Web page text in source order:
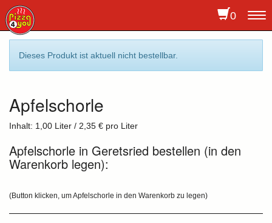
0
Dieses Produkt ist aktuell nicht bestellbar.
Apfelschorle
Inhalt: 1,00 Liter / 2,35 € pro Liter
Apfelschorle in Geretsried bestellen (in den
Warenkorb legen):
(Button klicken, um Apfelschorle in den Warenkorb zu legen)